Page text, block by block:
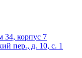
34, корпус 7
пер., д. 10, с. 1